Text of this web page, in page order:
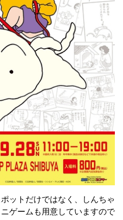
ットだけではなく、しんちゃ
ゲームも用意していますので